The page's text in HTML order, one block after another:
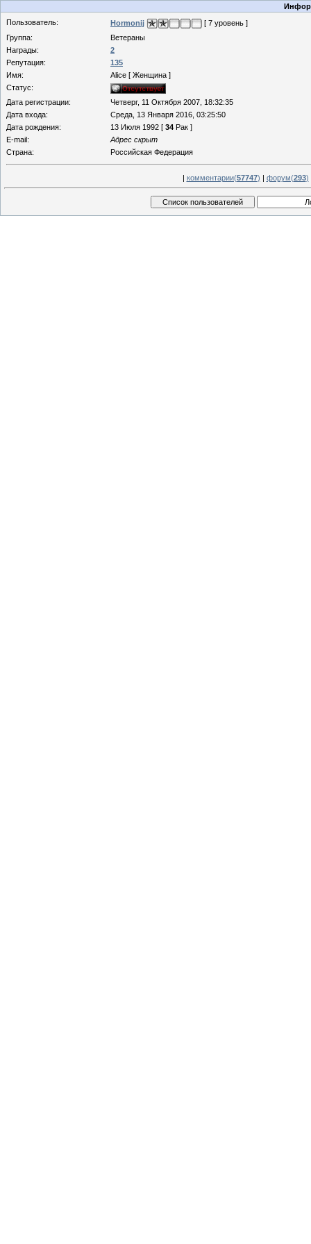
Пользователь:
Hormonij
[ 7 уровень ]
Группа:
Ветераны
Награды:
2
Репутация:
135
Имя:
Alice [ Женщина ]
Статус:
Дата регистрации:
Четверг, 11 Октября 2007, 18:32:35
Дата входа:
Среда, 13 Января 2016, 03:25:50
Дата рождения:
13 Июля 1992 [ 34 Рак ]
E-mail:
Адрес скрыт
Страна:
Российская Федерация
| комментарии(57747) | форум(293)